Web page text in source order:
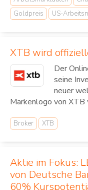
Goldpreis
US-
XTB wird
Der
seine
neuer
Markenlogo von XTB
Broker XTB
Aktie im Fokus:
von Deutsche
60%